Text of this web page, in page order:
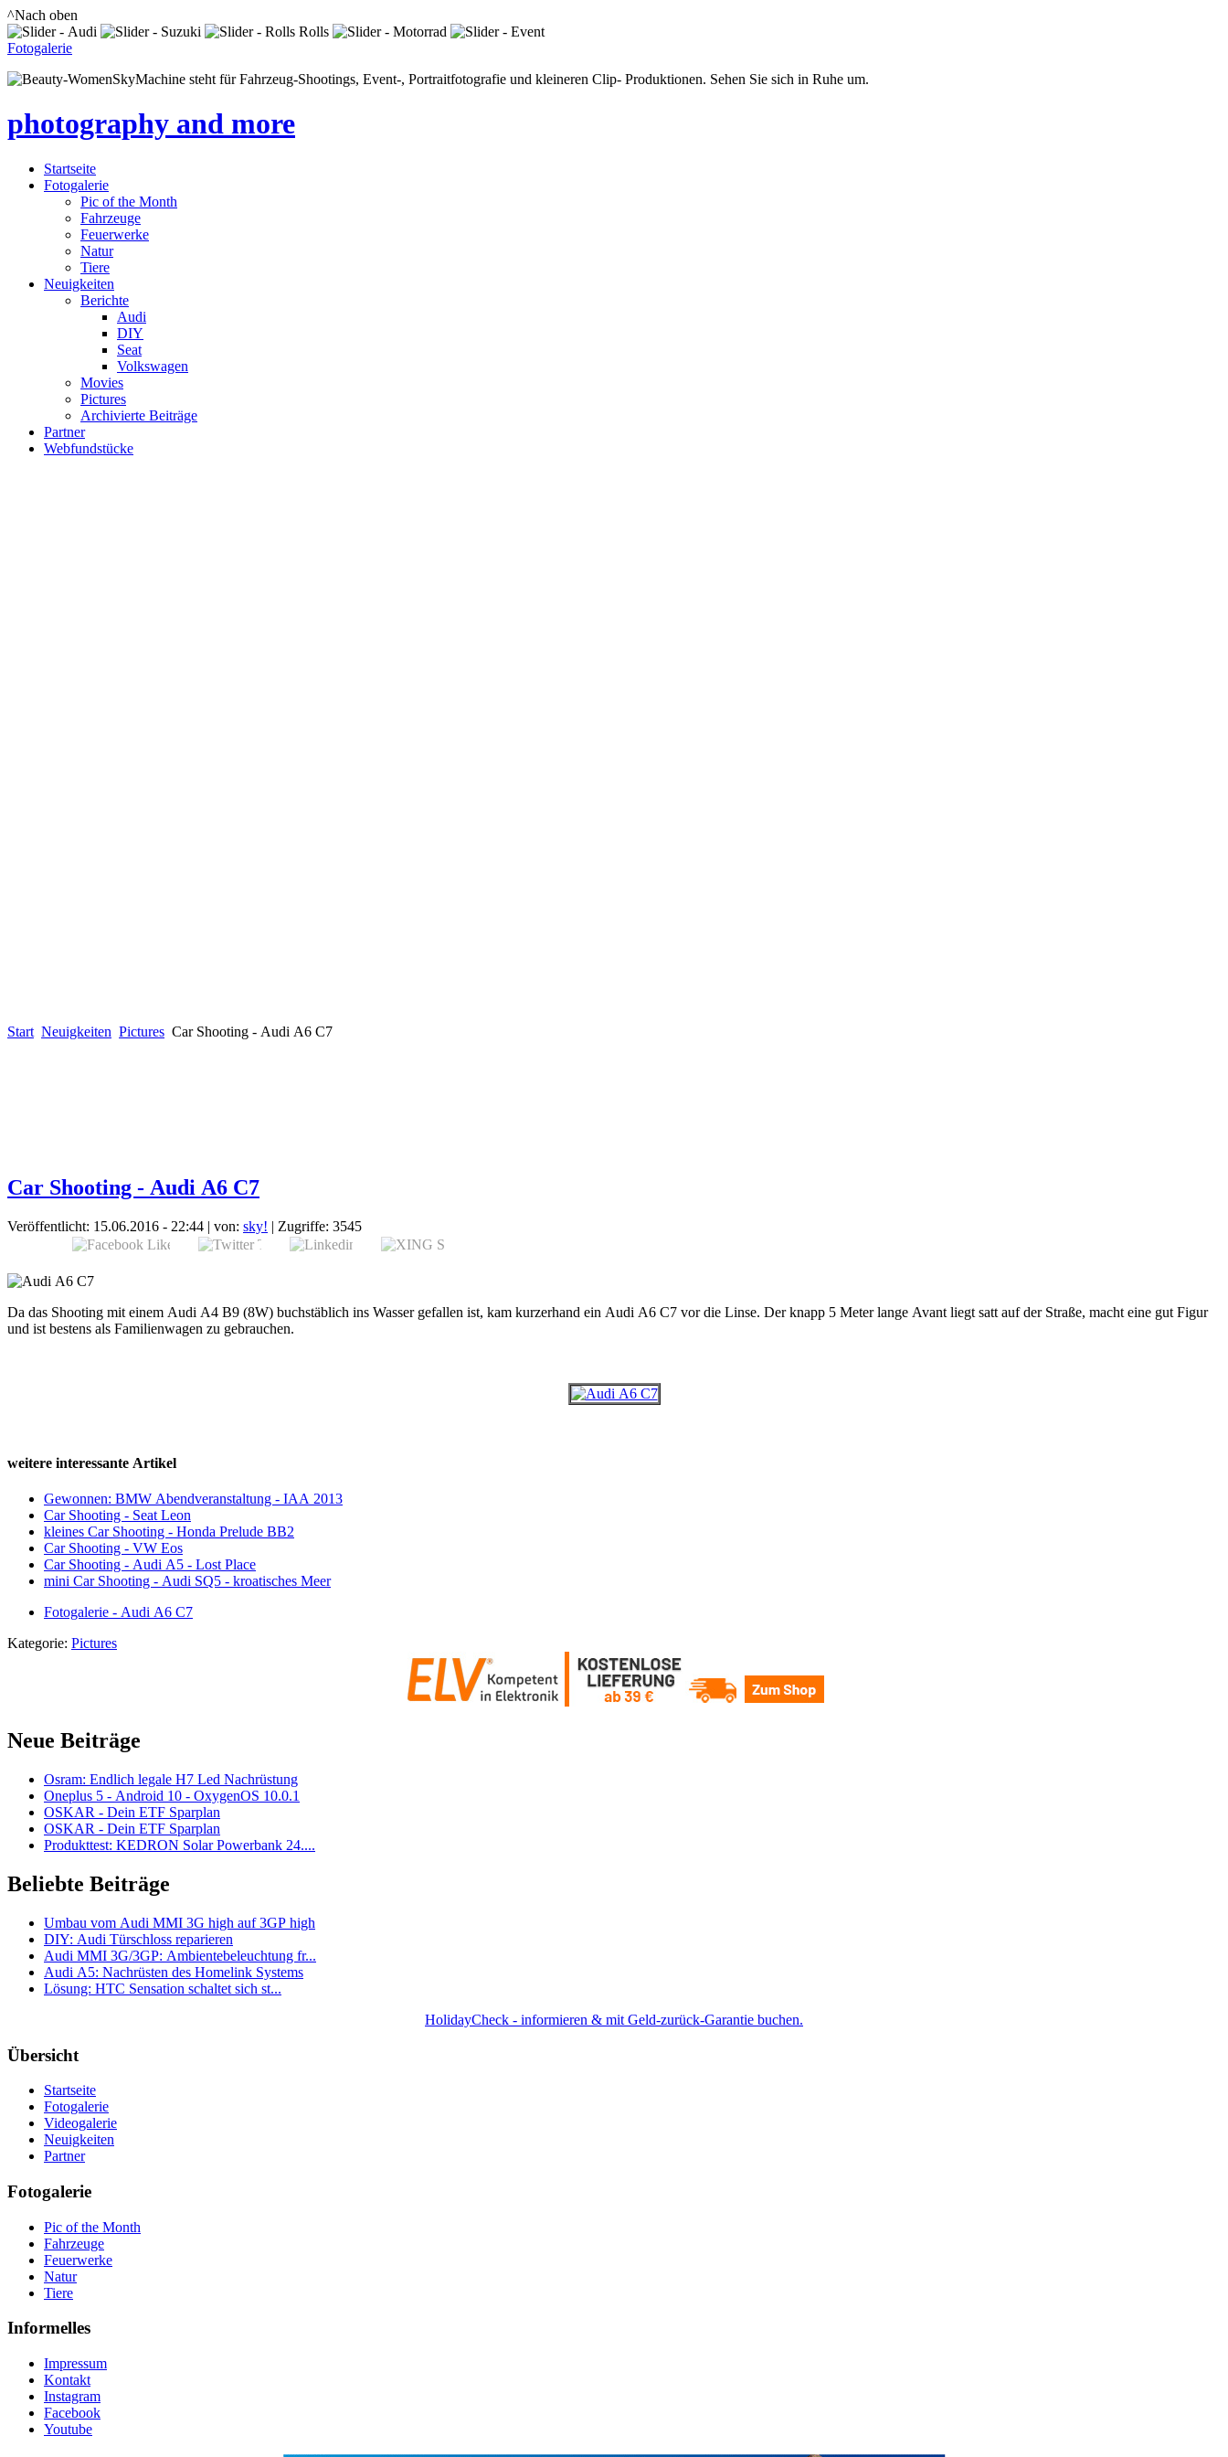
^Nach oben
Fotogalerie
SkyMachine steht für Fahrzeug-Shootings, Event-, Portraitfotografie und kleineren Clip- Produktionen. Sehen Sie sich in Ruhe um.
photography and more
Startseite
Fotogalerie
Pic of the Month
Fahrzeuge
Feuerwerke
Natur
Tiere
Neuigkeiten
Berichte
Audi
DIY
Seat
Volkswagen
Movies
Pictures
Archivierte Beiträge
Partner
Webfundstücke
Start Neuigkeiten Pictures Car Shooting - Audi A6 C7
Car Shooting - Audi A6 C7
Veröffentlicht: 15.06.2016 - 22:44 | von: sky! | Zugriffe: 3545
Da das Shooting mit einem Audi A4 B9 (8W) buchstäblich ins Wasser gefallen ist, kam kurzerhand ein Audi A6 C7 vor die Linse. Der knapp 5 Meter lange Avant liegt satt auf der Straße, macht eine gut Figur
und ist bestens als Familienwagen zu gebrauchen.
weitere interessante Artikel
Gewonnen: BMW Abendveranstaltung - IAA 2013
Car Shooting - Seat Leon
kleines Car Shooting - Honda Prelude BB2
Car Shooting - VW Eos
Car Shooting - Audi A5 - Lost Place
mini Car Shooting - Audi SQ5 - kroatisches Meer
Fotogalerie - Audi A6 C7
Kategorie: Pictures
Neue Beiträge
Osram: Endlich legale H7 Led Nachrüstung
Oneplus 5 - Android 10 - OxygenOS 10.0.1
OSKAR - Dein ETF Sparplan
OSKAR - Dein ETF Sparplan
Produkttest: KEDRON Solar Powerbank 24....
Beliebte Beiträge
Umbau vom Audi MMI 3G high auf 3GP high
DIY: Audi Türschloss reparieren
Audi MMI 3G/3GP: Ambientebeleuchtung fr...
Audi A5: Nachrüsten des Homelink Systems
Lösung: HTC Sensation schaltet sich st...
HolidayCheck - informieren & mit Geld-zurück-Garantie buchen.
Übersicht
Startseite
Fotogalerie
Videogalerie
Neuigkeiten
Partner
Fotogalerie
Pic of the Month
Fahrzeuge
Feuerwerke
Natur
Tiere
Informelles
Impressum
Kontakt
Instagram
Facebook
Youtube